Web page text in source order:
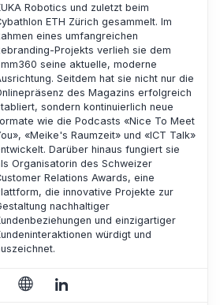
Robotics und zuletzt beim
ETH Zürich gesammelt. Im
eines umfangreichen
Projekts verlieh sie dem
seine aktuelle, moderne
Seitdem hat sie nicht nur die
des Magazins erfolgreich
sondern kontinuierlich neue
wie die Podcasts «Nice To Meet
«Meike's Raumzeit» und «ICT Talk»
Darüber hinaus fungiert sie
Organisatorin des Schweizer
Relations Awards, eine
die innovative Projekte zur
nachhaltiger
und einzigartiger
würdigt und